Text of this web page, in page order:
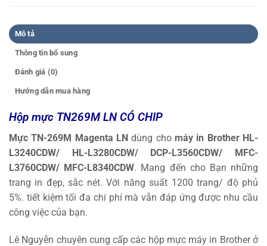
Mô tả
Thông tin bổ sung
Đánh giá (0)
Hướng dẫn mua hàng
Hộp mực TN269M LN CÓ CHIP
Mực TN-269M Magenta LN dùng cho máy in Brother HL-
L3240CDW/ HL-L3280CDW/ DCP-L3560CDW/ MFC-
L3760CDW/ MFC-L8340CDW. Mang đến cho Bạn những
trang in đẹp, sắc nét. Với năng suất 1200 trang/ độ phủ
5%. tiết kiệm tối đa chi phí mà vẫn đáp ứng được nhu cầu
công việc của bạn.
Lê Nguyễn chuyên cung cấp các hộp mực máy in Brother ở